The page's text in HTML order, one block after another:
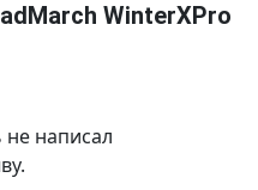
WinterXPro
написал